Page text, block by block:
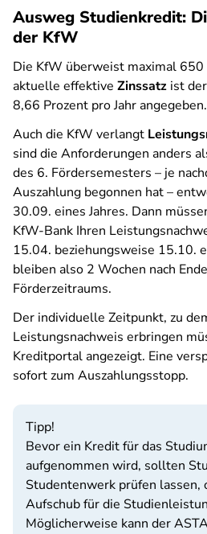
Ausweg Studienkredit:
der KfW
Die KfW überweist maximal 650
aktuelle effektive Zinssatz ist
8,66 Prozent pro Jahr angegeben.
Auch die KfW verlangt
sind die Anforderungen anders
des 6. Fördersemesters – je
Auszahlung begonnen hat –
30.09. eines Jahres. Dann
KfW-Bank Ihren
15.04. beziehungsweise 15.10.
bleiben also 2 Wochen nach
Förderzeitraums.
Der individuelle Zeitpunkt, zu
Leistungsnachweis erbringen
Kreditportal angezeigt. Eine
sofort zum Auszahlungsstopp.
Tipp!
Bevor ein Kredit für das
aufgenommen wird, sollten
Studentenwerk prüfen lassen,
Aufschub für die
Möglicherweise kann der